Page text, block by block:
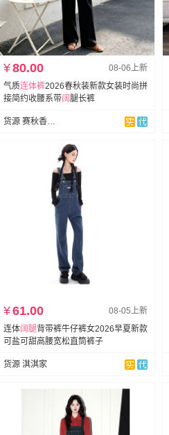
08-06上新
¥80.00
气质连体裤2026春秋装新款女装时尚拼
接简约收腰系带阔腿长裤
货源 赛秋香服饰
08-05上新
¥61.00
连体阔腿背带裤牛仔裤女2026早夏新款
可盐可甜高腰宽松直筒裤子
货源 淇淇家